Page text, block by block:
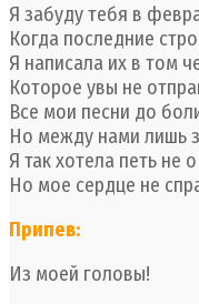
Я забуду тебя в
Когда последние
Я написала их в том
Которое увы не
Все мои песни до
Но между нами лишь
Я так хотела петь не
Но мое сердце не
Припев:
Из моей головы!